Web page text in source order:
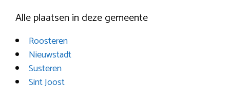
Alle plaatsen in deze gemeente
Roosteren
Nieuwstadt
Susteren
Sint Joost